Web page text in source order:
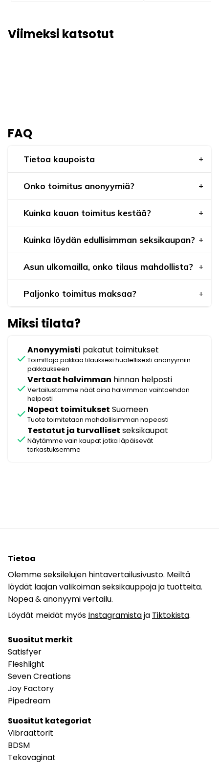
Viimeksi katsotut
FAQ
Tietoa kaupoista
Onko toimitus anonyymiä?
Kuinka kauan toimitus kestää?
Kuinka löydän edullisimman seksikaupan?
Asun ulkomailla, onko tilaus mahdollista?
Paljonko toimitus maksaa?
Miksi tilata?
check
Anonyymisti pakatut toimitukset
Toimittaja pakkaa tilauksesi huolellisesti anonyymiin
pakkaukseen
check
Vertaat halvimman hinnan helposti
Vertailustamme näät aina halvimman vaihtoehdon
helposti
check Nopeat toimitukset Suomeen
Tuote toimitetaan mahdollisimman nopeasti
check
Testatut ja turvalliset seksikaupat
Näytämme vain kaupat jotka läpäisevät
tarkastuksemme
Tietoa
Olemme seksilelujen hintavertailusivusto. Meiltä
löydät laajan valikoiman seksikauppoja ja tuotteita.
Nopea & anonyymi vertailu.
Löydät meidät myös Instagramistaja Tiktokista.
Suositut merkit
Satisfyer
Fleshlight
Seven Creations
Joy Factory
Pipedream
Suositut kategoriat
Vibraattorit
BDSM
Tekovaginat